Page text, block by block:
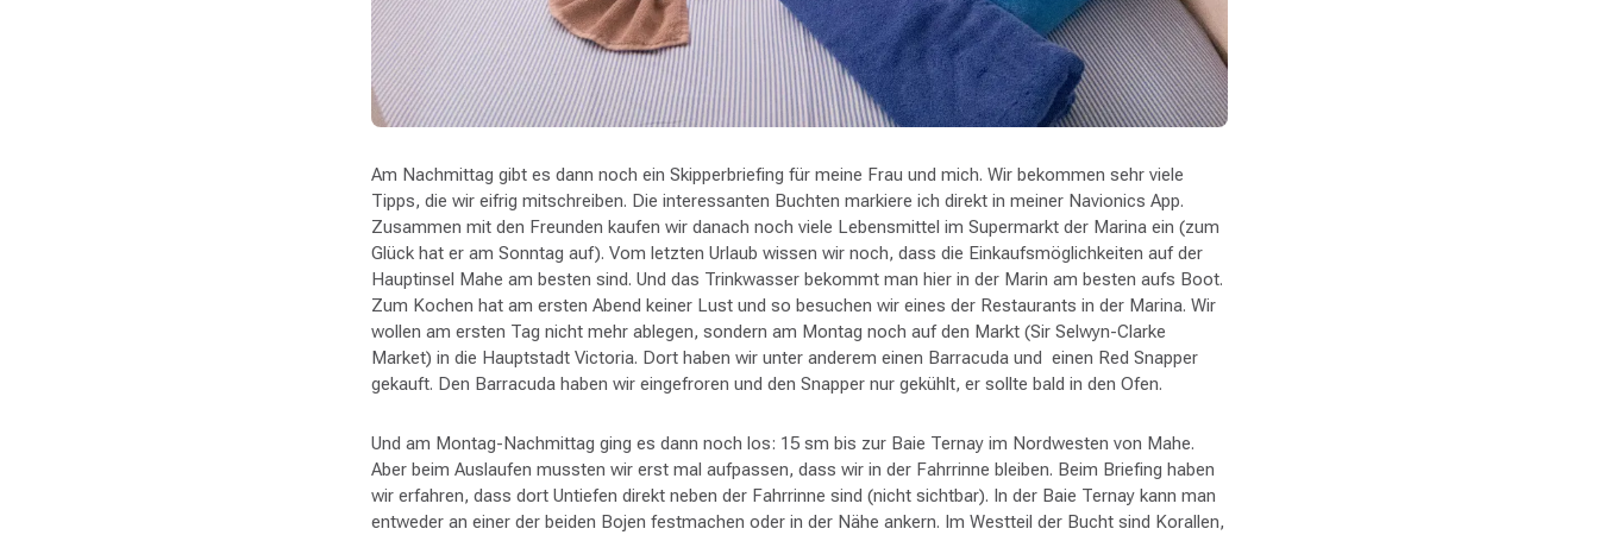
Am Nachmittag gibt es dann noch ein Skipperbriefing für meine Frau und mich. Wir bekommen sehr viele
Tipps, die wir eifrig mitschreiben. Die interessanten Buchten markiere ich direkt in meiner Navionics App.
Zusammen mit den Freunden kaufen wir danach noch viele Lebensmittel im Supermarkt der Marina ein (zum
Glück hat er am Sonntag auf). Vom letzten Urlaub wissen wir noch, dass die Einkaufsmöglichkeiten auf der
Hauptinsel Mahe am besten sind. Und das Trinkwasser bekommt man hier in der Marin am besten aufs Boot.
Zum Kochen hat am ersten Abend keiner Lust und so besuchen wir eines der Restaurants in der Marina. Wir
wollen am ersten Tag nicht mehr ablegen, sondern am Montag noch auf den Markt (Sir Selwyn-Clarke
Market) in die Hauptstadt Victoria. Dort haben wir unter anderem einen Barracuda und einen Red Snapper
gekauft. Den Barracuda haben wir eingefroren und den Snapper nur gekühlt, er sollte bald in den Ofen.
Und am Montag-Nachmittag ging es dann noch los: 15 sm bis zur Baie Ternay im Nordwesten von Mahe.
Aber beim Auslaufen mussten wir erst mal aufpassen, dass wir in der Fahrrinne bleiben. Beim Briefing haben
wir erfahren, dass dort Untiefen direkt neben der Fahrrinne sind (nicht sichtbar). In der Baie Ternay kann man
entweder an einer der beiden Bojen festmachen oder in der Nähe ankern. Im Westteil der Bucht sind Korallen,